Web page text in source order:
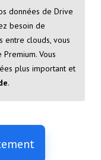
données de Drive
besoin de
entre clouds, vous
Vous
plus important et
.